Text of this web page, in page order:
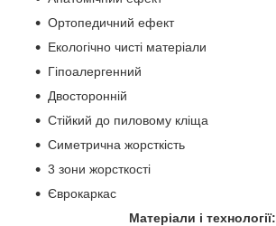
Ортопедичний ефект
Екологічно чисті матеріали
Гіпоалергенний
Двосторонній
Стійкий до пиловому кліща
Симетрична жорсткість
3 зони жорсткості
Єврокаркас
Матеріали і технології: